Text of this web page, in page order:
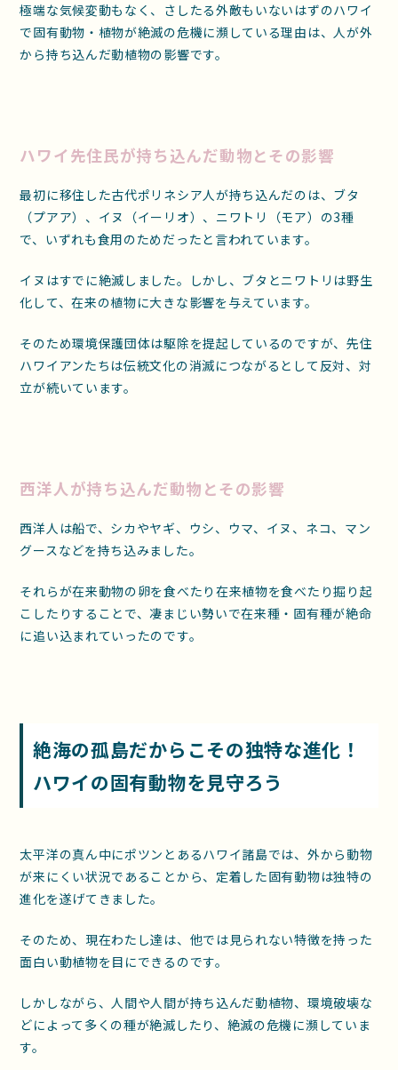
極端な気候変動もなく、さしたる外敵もいないはずのハワイ
で固有動物・植物が絶滅の危機に瀕している理由は、人が外
から持ち込んだ動植物の影響です。
ハワイ先住民が持ち込んだ動物とその影響
最初に移住した古代ポリネシア人が持ち込んだのは、ブタ
（プアア）、イヌ（イーリオ）、ニワトリ（モア）の3種
で、いずれも食用のためだったと言われています。
イヌはすでに絶滅しました。しかし、ブタとニワトリは野生
化して、在来の植物に大きな影響を与えています。
そのため環境保護団体は駆除を提起しているのですが、先住
ハワイアンたちは伝統文化の消滅につながるとして反対、対
立が続いています。
西洋人が持ち込んだ動物とその影響
西洋人は船で、シカやヤギ、ウシ、ウマ、イヌ、ネコ、マン
グースなどを持ち込みました。
それらが在来動物の卵を食べたり在来植物を食べたり掘り起
こしたりすることで、凄まじい勢いで在来種・固有種が絶命
に追い込まれていったのです。
絶海の孤島だからこその独特な進化！
ハワイの固有動物を見守ろう
太平洋の真ん中にポツンとあるハワイ諸島では、外から動物
が来にくい状況であることから、定着した固有動物は独特の
進化を遂げてきました。
そのため、現在わたし達は、他では見られない特徴を持った
面白い動植物を目にできるのです。
しかしながら、人間や人間が持ち込んだ動植物、環境破壊な
どによって多くの種が絶滅したり、絶滅の危機に瀕していま
す。